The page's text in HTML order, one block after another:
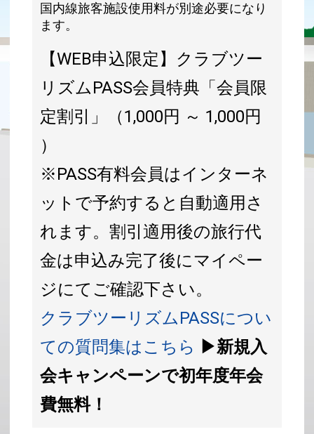
国内線旅客施設使用料が別途必要になり
ます。
【WEB申込限定】クラブツー
リズムPASS会員特典「会員限
定割引」（1,000円 ～ 1,000円
）
※PASS有料会員はインターネ
ットで予約すると自動適用さ
れます。割引適用後の旅行代
金は申込み完了後にマイペー
ジにてご確認下さい。
クラブツーリズムPASSについ
ての質問集はこちら ▶新規入
会キャンペーンで初年度年会
費無料！